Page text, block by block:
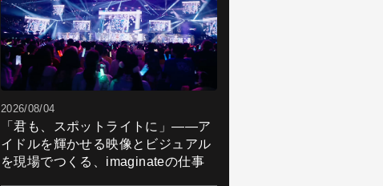
2026/08/04
「君も、スポットライトに」――ア
イドルを輝かせる映像とビジュアル
を現場でつくる、imaginateの仕事